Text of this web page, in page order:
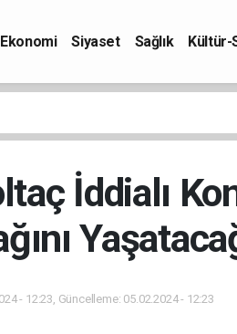
Ekonomi Siyaset Sağlık Kültür-
İddialı
- 12:23, Güncelleme: 05.02.2024 - 12:23